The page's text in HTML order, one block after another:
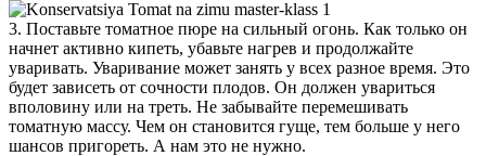
3. Поставьте томатное пюре на сильный огонь. Как только он
начнет активно кипеть, убавьте нагрев и продолжайте
уваривать. Уваривание может занять у всех разное время. Это
будет зависеть от сочности плодов. Он должен увариться
вполовину или на треть. Не забывайте перемешивать
томатную массу. Чем он становится гуще, тем больше у него
шансов пригореть. А нам это не нужно.